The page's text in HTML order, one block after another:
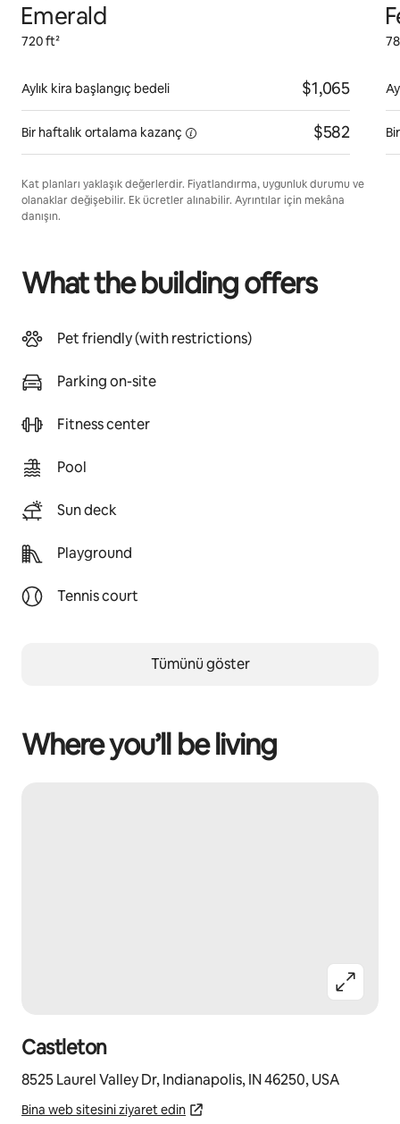
Emerald
720 ft²
Aylık kira başlangıç bedeli $1,065
Bir haftalık ortalama kazanç $582
Kat planları yaklaşık değerlerdir. Fiyatlandırma, uygunluk durumu ve
olanaklar değişebilir. Ek ücretler alınabilir. Ayrıntılar için mekâna
danışın.
What the building offers
Pet friendly (with restrictions)
Parking on-site
Fitness center
Pool
Sun deck
Playground
Tennis court
Tümünü göster
Where you’ll be living
Castleton
8525 Laurel Valley Dr, Indianapolis, IN 46250, USA
Bina web sitesini ziyaret edin